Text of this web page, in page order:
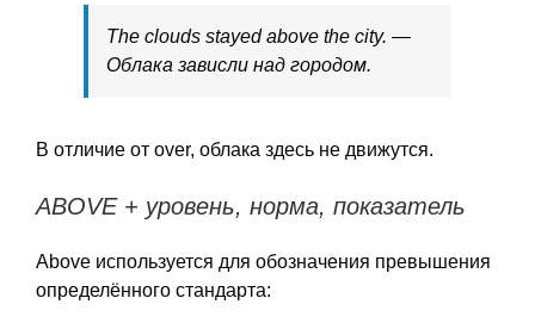
The clouds stayed above the city. —
Облака зависли над городом.
В отличие от over, облака здесь не движутся.
ABOVE + уровень, норма, показатель
Above используется для обозначения превышения
определённого стандарта: